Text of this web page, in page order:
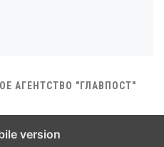
АГЕНТСТВО "ГЛАВПОСТ"
version